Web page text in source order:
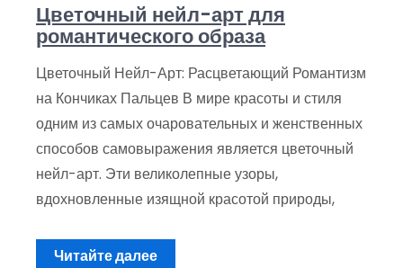
Цветочный нейл-арт для
романтического образа
Цветочный Нейл-Арт: Расцветающий Романтизм
на Кончиках Пальцев В мире красоты и стиля
одним из самых очаровательных и женственных
способов самовыражения является цветочный
нейл-арт. Эти великолепные узоры,
вдохновленные изящной красотой природы,
Читайте далее